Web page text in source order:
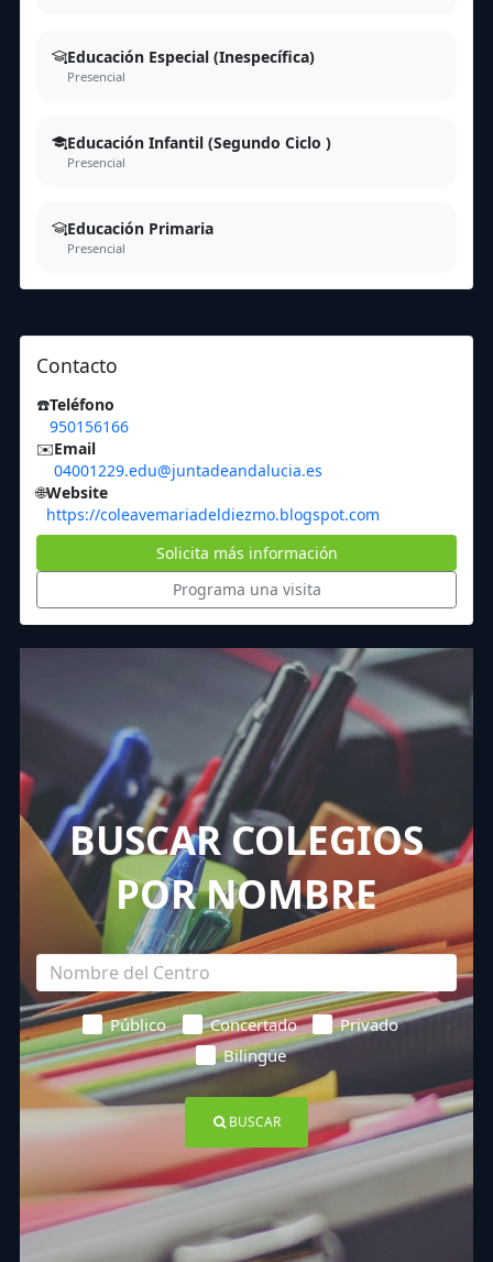
Educación Especial (Inespecífica)
Presencial
Educación Infantil (Segundo Ciclo )
Presencial
Educación Primaria
Presencial
Contacto
☎️Teléfono
950156166
✉️Email
04001229.edu@juntadeandalucia.es
🌐Website
https://coleavemariadeldiezmo.blogspot.com
Solicita más información
Programa una visita
BUSCAR COLEGIOS
POR NOMBRE
Público Concertado
Privado
Bilingüe
BUSCAR